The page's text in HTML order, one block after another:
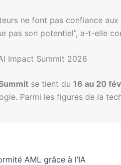
ne font pas confiance
pas son potentiel”, a-t-elle
Impact Summit 2026
se tient du 16 au 20
Parmi les figures de la
AML grâce à l’IA